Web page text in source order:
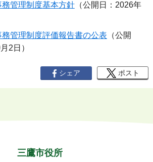
管理制度基本方針（公開日：2026年
管理制度評価報告書の公表 （公開
2日）
シェア ポスト
三鷹市役所